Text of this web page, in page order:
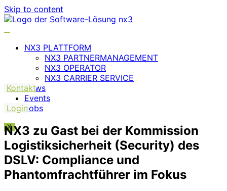
Skip to content
NX3 PLATTFORM
NX3 PARTNERMANAGEMENT
NX3 OPERATOR
NX3 CARRIER SERVICE
News
Events
Jobs
X
Kontakt
Login
NX3 zu Gast bei der Kommission
Logistiksicherheit (Security) des
DSLV: Compliance und
Phantomfrachtführer im Fokus